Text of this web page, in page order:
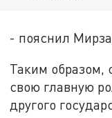
- пояснил
Таким образом,
свою главную
другого